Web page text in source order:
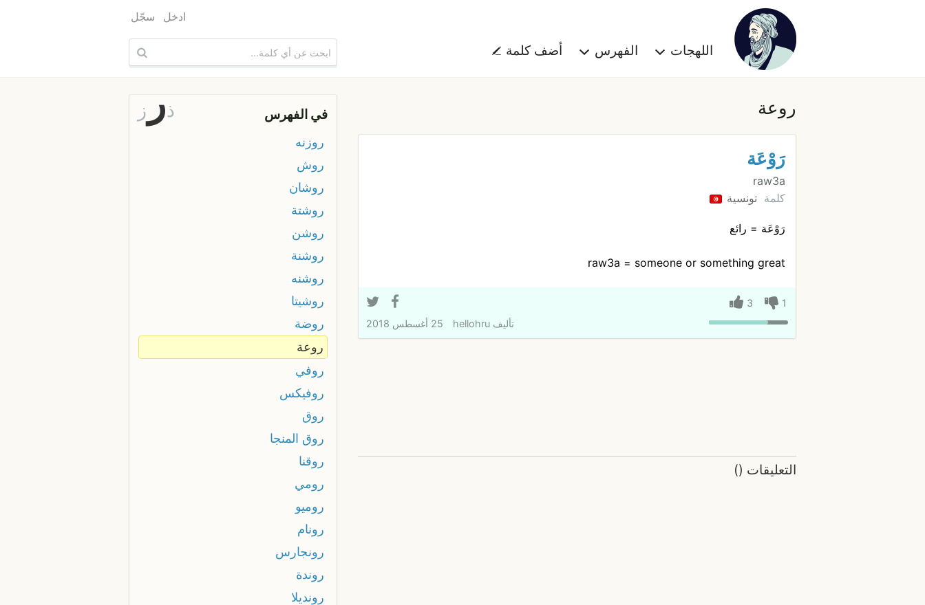
اللهجات الفهرس أضف كلمة
ادخل سجّل
روعة
رَوْعَة
raw3a
كلمة تونسية
رَوْعَة = رائع
raw3a = someone or something great
1
3
تأليفhellohru 25 أغسطس 2018
التعليقات (
)
في الفهرس ذر ز
روزنه
روش
روشان
روشتة
روشن
روشنة
روشنه
روشيتا
روضة
روعة
روفي
روفيكس
روق
روق المنجا
روقنا
رومي
روميو
رونام
رونجارس
روندة
رونديلا